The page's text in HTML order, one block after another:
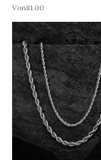
REA-pris
Von81.00